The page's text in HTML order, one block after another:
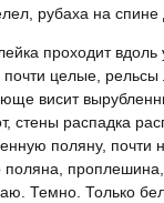
рубаха на
проходит
целые, рельсы
висит
стены распадка
поляну,
поляна,
Темно. Только